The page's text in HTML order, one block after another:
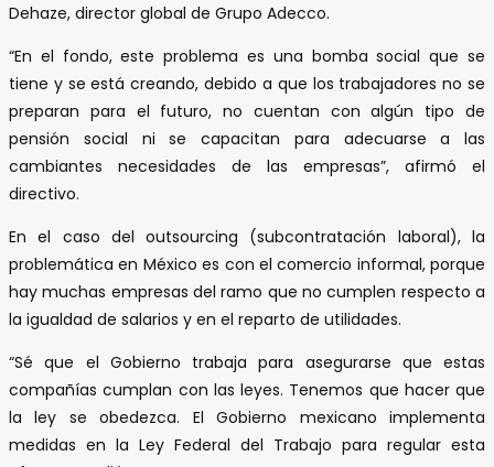
Dehaze, director global de Grupo Adecco.
“En el fondo, este problema es una bomba social que se
tiene y se está creando, debido a que los trabajadores no se
preparan para el futuro, no cuentan con algún tipo de
pensión social ni se capacitan para adecuarse a las
cambiantes necesidades de las empresas”, afirmó el
directivo.
En el caso del outsourcing (subcontratación laboral), la
problemática en México es con el comercio informal, porque
hay muchas empresas del ramo que no cumplen respecto a
la igualdad de salarios y en el reparto de utilidades.
“Sé que el Gobierno trabaja para asegurarse que estas
compañías cumplan con las leyes. Tenemos que hacer que
la ley se obedezca. El Gobierno mexicano implementa
medidas en la Ley Federal del Trabajo para regular esta